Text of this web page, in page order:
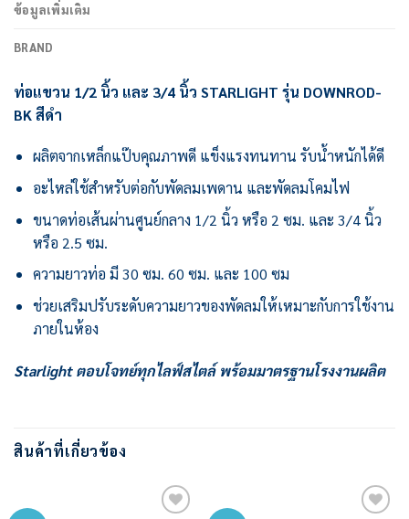
ข้อมูลเพิ่มเติม
BRAND
ท่อแขวน 1/2 นิ้ว และ 3/4 นิ้ว STARLIGHT รุ่น DOWNROD-
BK สีดำ
ผลิตจากเหล็กแป๊บคุณภาพดี แข็งแรงทนทาน รับน้ำหนักได้ดี
อะไหล่ใช้สำหรับต่อกับพัดลมเพดาน และพัดลมโคมไฟ
ขนาดท่อเส้นผ่านศูนย์กลาง 1/2 นิ้ว หรือ 2 ซม. และ 3/4 นิ้ว
หรือ 2.5 ซม.
ความยาวท่อ มี 30 ซม. 60 ซม. และ 100 ซม
ช่วยเสริมปรับระดับความยาวของพัดลมให้เหมาะกับการใช้งาน
ภายในห้อง
Starlight ตอบโจทย์ทุกไลฟ์สไตล์ พร้อมมาตรฐานโรงงานผลิต
สินค้าที่เกี่ยวข้อง